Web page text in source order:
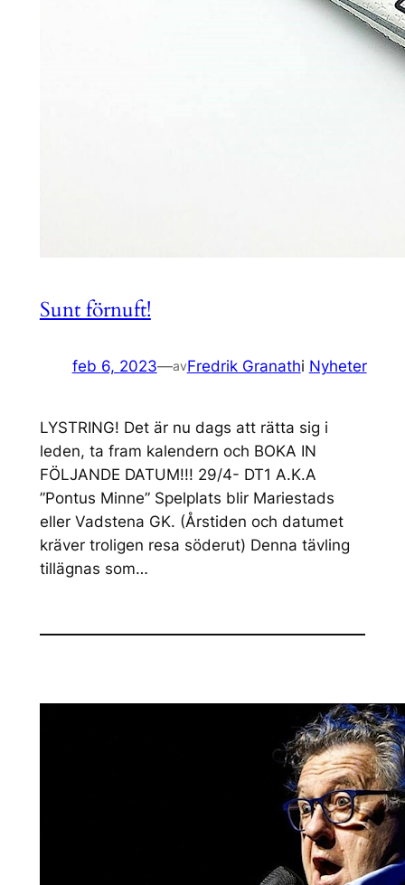
Sunt förnuft!
feb 6, 2023—avFredrik Granathi Nyheter
LYSTRING! Det är nu dags att rätta sig i
leden, ta fram kalendern och BOKA IN
FÖLJANDE DATUM!!! 29/4- DT1 A.K.A
”Pontus Minne” Spelplats blir Mariestads
eller Vadstena GK. (Årstiden och datumet
kräver troligen resa söderut) Denna tävling
tillägnas som…